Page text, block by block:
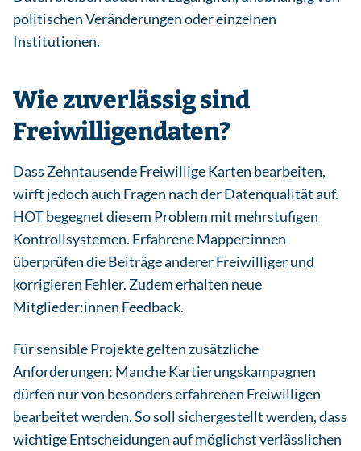
politischen Veränderungen oder einzelnen
Institutionen.
Wie zuverlässig sind
Freiwilligendaten?
Dass Zehntausende Freiwillige Karten bearbeiten,
wirft jedoch auch Fragen nach der Datenqualität auf.
HOT begegnet diesem Problem mit mehrstufigen
Kontrollsystemen. Erfahrene Mapper:innen
überprüfen die Beiträge anderer Freiwilliger und
korrigieren Fehler. Zudem erhalten neue
Mitglieder:innen Feedback.
Für sensible Projekte gelten zusätzliche
Anforderungen: Manche Kartierungskampagnen
dürfen nur von besonders erfahrenen Freiwilligen
bearbeitet werden. So soll sichergestellt werden, dass
wichtige Entscheidungen auf möglichst verlässlichen